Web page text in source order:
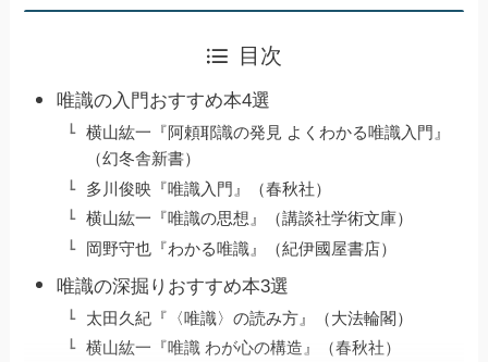
目次
唯識の入門おすすめ本4選
横山紘一『阿頼耶識の発見 よくわかる唯識入門』
（幻冬舎新書）
多川俊映『唯識入門』（春秋社）
横山紘一『唯識の思想』（講談社学術文庫）
岡野守也『わかる唯識』（紀伊國屋書店）
唯識の深掘りおすすめ本3選
太田久紀『〈唯識〉の読み方』（大法輪閣）
横山紘一『唯識 わが心の構造』（春秋社）